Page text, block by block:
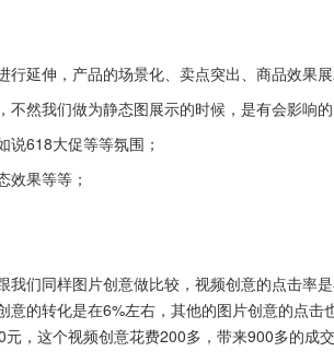
行延伸，产品的场景化、卖点突出、商品效果
不然我们做为静态图展示的时候，是有会影响
说618大促等等氛围；
效果等等；
我们同样图片创意做比较，视频创意的点击率
意的转化是在6%左右，其他的图片创意的点
，这个视频创意花费200多，带来900多的成